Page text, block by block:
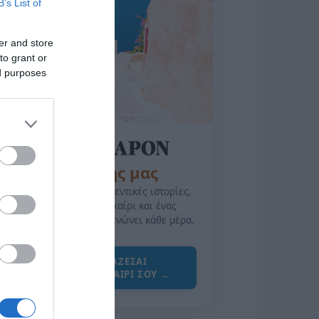
List of
and store
grant or
purposes
της Ζωής μας
Οι άνθρωποι, οι αυθεντικές ιστορίες,
το ελληνικό καλοκαίρι και ένας
πολιτισμός που μας ενώνει κάθε μέρα.
ΌΣΑ ΧΡΕΙΆΖΕΣΑΙ
ΓΙΑ ΤΟ ΚΑΛΟΚΑΊΡΙ ΣΟΥ →